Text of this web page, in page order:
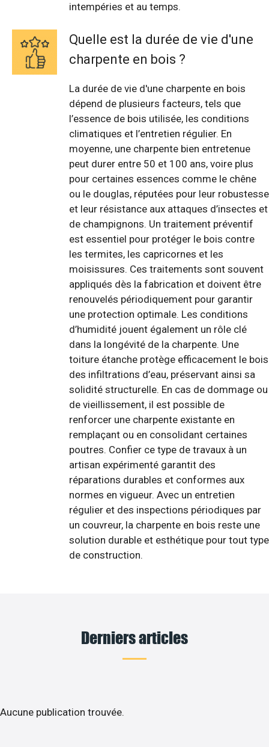
intempéries et au temps.
Quelle est la durée de vie d'une
charpente en bois ?
La durée de vie d'une charpente en bois
dépend de plusieurs facteurs, tels que
l’essence de bois utilisée, les conditions
climatiques et l’entretien régulier. En
moyenne, une charpente bien entretenue
peut durer entre 50 et 100 ans, voire plus
pour certaines essences comme le chêne
ou le douglas, réputées pour leur robustesse
et leur résistance aux attaques d’insectes et
de champignons. Un traitement préventif
est essentiel pour protéger le bois contre
les termites, les capricornes et les
moisissures. Ces traitements sont souvent
appliqués dès la fabrication et doivent être
renouvelés périodiquement pour garantir
une protection optimale. Les conditions
d’humidité jouent également un rôle clé
dans la longévité de la charpente. Une
toiture étanche protège efficacement le bois
des infiltrations d’eau, préservant ainsi sa
solidité structurelle. En cas de dommage ou
de vieillissement, il est possible de
renforcer une charpente existante en
remplaçant ou en consolidant certaines
poutres. Confier ce type de travaux à un
artisan expérimenté garantit des
réparations durables et conformes aux
normes en vigueur. Avec un entretien
régulier et des inspections périodiques par
un couvreur, la charpente en bois reste une
solution durable et esthétique pour tout type
de construction.
Derniers articles
Aucune publication trouvée.